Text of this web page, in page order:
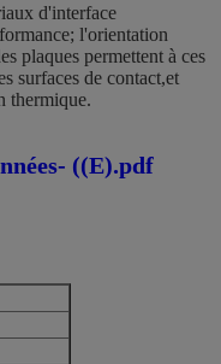
d'interface
l'orientation
plaques permettent à ces
surfaces de contact,et
thermique.
((E).pdf